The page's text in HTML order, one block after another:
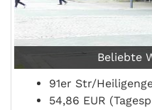
Beliebte
91er Str/
54,86 EUR